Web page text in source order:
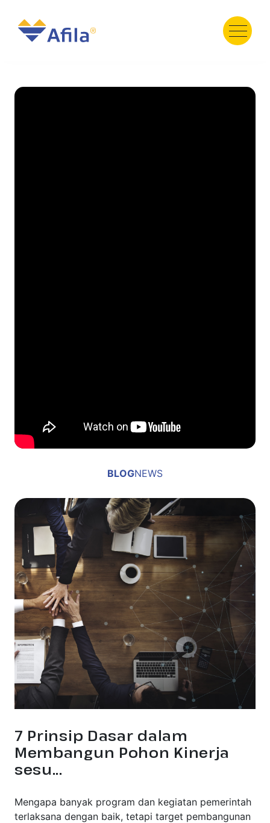
BLOGNEWS
7 Prinsip Dasar dalam
Membangun Pohon Kinerja
sesu...
Mengapa banyak program dan kegiatan pemerintah
terlaksana dengan baik, tetapi target pembangunan